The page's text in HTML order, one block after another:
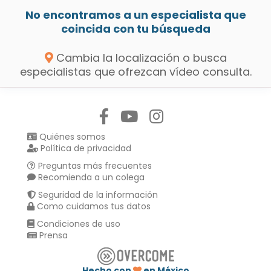
No encontramos a un especialista que
coincida con tu búsqueda
Cambia la localización o busca
especialistas que ofrezcan vídeo consulta.
Quiénes somos
Política de privacidad
Preguntas más frecuentes
Recomienda a un colega
Seguridad de la información
Como cuidamos tus datos
Condiciones de uso
Prensa